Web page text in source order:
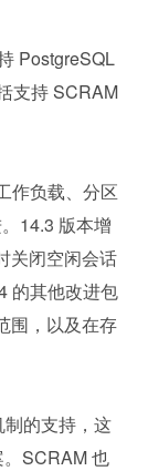
PostgreSQL
支持 SCRAM
作负载、分区
14.3 版本增
关闭空闲会话
的其他改进包
围，以及在存
的支持，这
SCRAM 也